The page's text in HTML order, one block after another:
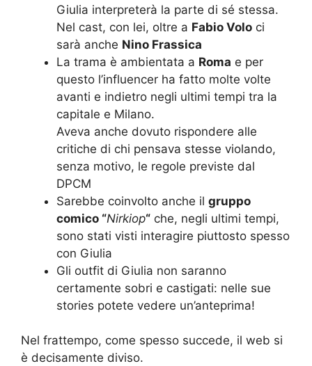
Giulia interpreterà la parte di sé stessa.
Nel cast, con lei, oltre a Fabio Volo ci
sarà anche Nino Frassica
La trama è ambientata a Roma e per
questo l’influencer ha fatto molte volte
avanti e indietro negli ultimi tempi tra la
capitale e Milano.
Aveva anche dovuto rispondere alle
critiche di chi pensava stesse violando,
senza motivo, le regole previste dal
DPCM
Sarebbe coinvolto anche il gruppo
comico “Nirkiop“ che, negli ultimi tempi,
sono stati visti interagire piuttosto spesso
con Giulia
Gli outfit di Giulia non saranno
certamente sobri e castigati: nelle sue
stories potete vedere un’anteprima!
Nel frattempo, come spesso succede, il web si
è decisamente diviso.